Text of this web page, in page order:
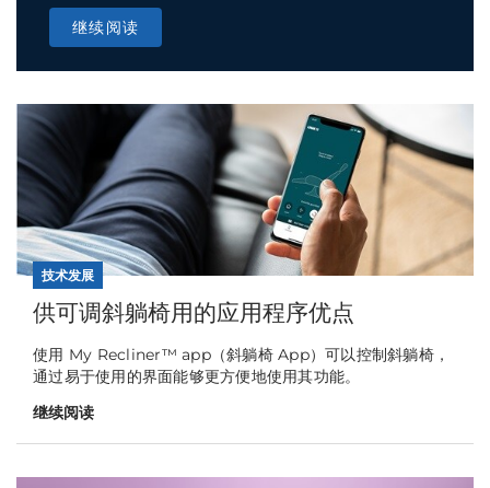
继续阅读
技术发展
供可调斜躺椅用的应用程序优点
使用 My Recliner™ app（斜躺椅 App）可以控制斜躺椅，
通过易于使用的界面能够更方便地使用其功能。
继续阅读